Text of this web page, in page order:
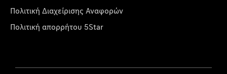
Πολιτική Διαχείρισης Αναφορών
Πολιτική απορρήτου 5Star